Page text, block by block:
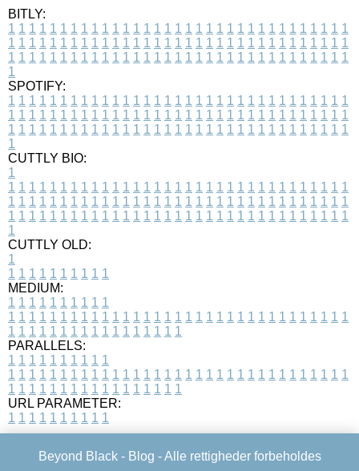
BITLY:
1 1 1 1 1 1 1 1 1 1 1 1 1 1 1 1 1 1 1 1 1 1 1 1 1 1 1 1 1 1 1 1 1
1 1 1 1 1 1 1 1 1 1 1 1 1 1 1 1 1 1 1 1 1 1 1 1 1 1 1 1 1 1 1 1 1
1 1 1 1 1 1 1 1 1 1 1 1 1 1 1 1 1 1 1 1 1 1 1 1 1 1 1 1 1 1 1 1 1
1
SPOTIFY:
1 1 1 1 1 1 1 1 1 1 1 1 1 1 1 1 1 1 1 1 1 1 1 1 1 1 1 1 1 1 1 1 1
1 1 1 1 1 1 1 1 1 1 1 1 1 1 1 1 1 1 1 1 1 1 1 1 1 1 1 1 1 1 1 1 1
1 1 1 1 1 1 1 1 1 1 1 1 1 1 1 1 1 1 1 1 1 1 1 1 1 1 1 1 1 1 1 1 1
1
CUTTLY BIO:
1
1 1 1 1 1 1 1 1 1 1 1 1 1 1 1 1 1 1 1 1 1 1 1 1 1 1 1 1 1 1 1 1 1
1 1 1 1 1 1 1 1 1 1 1 1 1 1 1 1 1 1 1 1 1 1 1 1 1 1 1 1 1 1 1 1 1
1 1 1 1 1 1 1 1 1 1 1 1 1 1 1 1 1 1 1 1 1 1 1 1 1 1 1 1 1 1 1 1 1
1
CUTTLY OLD:
1
1 1 1 1 1 1 1 1 1 1
MEDIUM:
1 1 1 1 1 1 1 1 1 1
1 1 1 1 1 1 1 1 1 1 1 1 1 1 1 1 1 1 1 1 1 1 1 1 1 1 1 1 1 1 1 1 1
1 1 1 1 1 1 1 1 1 1 1 1 1 1 1 1 1
PARALLELS:
1 1 1 1 1 1 1 1 1 1
1 1 1 1 1 1 1 1 1 1 1 1 1 1 1 1 1 1 1 1 1 1 1 1 1 1 1 1 1 1 1 1 1
1 1 1 1 1 1 1 1 1 1 1 1 1 1 1 1 1
URL PARAMETER:
1 1 1 1 1 1 1 1 1 1
Beyond Black - Blog - Alle rettigheder forbeholdes